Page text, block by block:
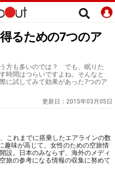
るための7つのア
方も多いのでは？ でも、眠りた
時間はつらいですよね。そんなと
に試してみて効果があった7つのア
更新日： 2015年03月05日
これまでに搭乗したエアラインの数
趣味が高じて、女性のための空旅情
設。日本のみならず、海外のメディ
旅の参考になる情報の収集に努めて